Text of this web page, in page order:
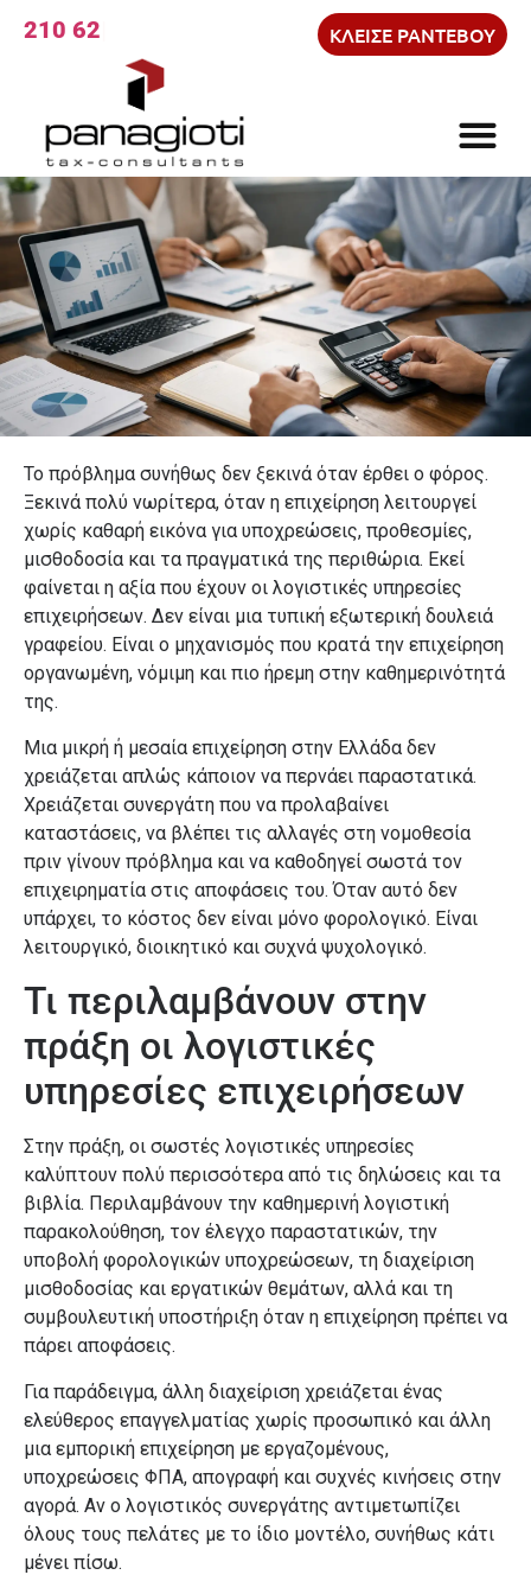
210 6215 752 ΚΛΕΙΣΕ ΡΑΝΤΕΒΟΥ
Το πρόβλημα συνήθως δεν ξεκινά όταν έρθει ο φόρος.
Ξεκινά πολύ νωρίτερα, όταν η επιχείρηση λειτουργεί
χωρίς καθαρή εικόνα για υποχρεώσεις, προθεσμίες,
μισθοδοσία και τα πραγματικά της περιθώρια. Εκεί
φαίνεται η αξία που έχουν οι λογιστικές υπηρεσίες
επιχειρήσεων. Δεν είναι μια τυπική εξωτερική δουλειά
γραφείου. Είναι ο μηχανισμός που κρατά την επιχείρηση
οργανωμένη, νόμιμη και πιο ήρεμη στην καθημερινότητά
της.
Μια μικρή ή μεσαία επιχείρηση στην Ελλάδα δεν
χρειάζεται απλώς κάποιον να περνάει παραστατικά.
Χρειάζεται συνεργάτη που να προλαβαίνει
καταστάσεις, να βλέπει τις αλλαγές στη νομοθεσία
πριν γίνουν πρόβλημα και να καθοδηγεί σωστά τον
επιχειρηματία στις αποφάσεις του. Όταν αυτό δεν
υπάρχει, το κόστος δεν είναι μόνο φορολογικό. Είναι
λειτουργικό, διοικητικό και συχνά ψυχολογικό.
Τι περιλαμβάνουν στην
πράξη οι λογιστικές
υπηρεσίες επιχειρήσεων
Στην πράξη, οι σωστές λογιστικές υπηρεσίες
καλύπτουν πολύ περισσότερα από τις δηλώσεις και τα
βιβλία. Περιλαμβάνουν την καθημερινή λογιστική
παρακολούθηση, τον έλεγχο παραστατικών, την
υποβολή φορολογικών υποχρεώσεων, τη διαχείριση
μισθοδοσίας και εργατικών θεμάτων, αλλά και τη
συμβουλευτική υποστήριξη όταν η επιχείρηση πρέπει να
πάρει αποφάσεις.
Για παράδειγμα, άλλη διαχείριση χρειάζεται ένας
ελεύθερος επαγγελματίας χωρίς προσωπικό και άλλη
μια εμπορική επιχείρηση με εργαζομένους,
υποχρεώσεις ΦΠΑ, απογραφή και συχνές κινήσεις στην
αγορά. Αν ο λογιστικός συνεργάτης αντιμετωπίζει
όλους τους πελάτες με το ίδιο μοντέλο, συνήθως κάτι
μένει πίσω.